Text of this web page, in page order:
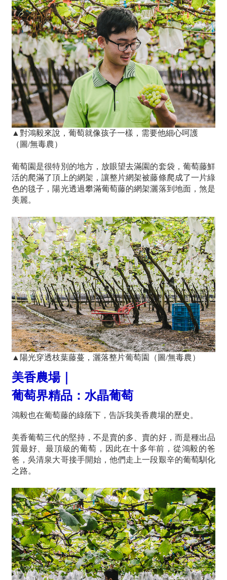
▲對鴻毅來說，葡萄就像孩子一樣，需要他細心呵護
（圖/無毒農）
葡萄園是很特別的地方，放眼望去滿園的套袋，葡萄藤鮮
活的爬滿了頂上的網架，讓整片網架被藤條爬成了一片綠
色的毯子，陽光透過攀滿葡萄藤的網架灑落到地面，煞是
美麗。
▲陽光穿透枝葉藤蔓，灑落整片葡萄園（圖/無毒農）
美香農場｜
葡萄界精品：水晶葡萄
鴻毅也在葡萄藤的綠蔭下，告訴我美香農場的歷史。
美香葡萄三代的堅持，不是賣的多、賣的好，而是種出品
質最好、最頂級的葡萄，因此在十多年前，從鴻毅的爸
爸，吳清泉大哥接手開始，他們走上一段艱辛的葡萄馴化
之路。